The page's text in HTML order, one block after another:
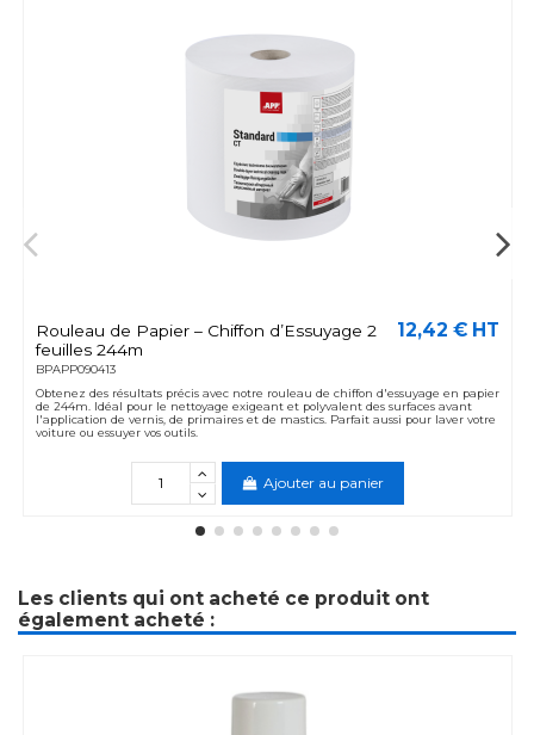
Rouleau de Papier – Chiffon d’Essuyage 2
feuilles 244m
BPAPP090413
12,42 € HT
Obtenez des résultats précis avec notre rouleau de chiffon d'essuyage en papier
de 244m. Idéal pour le nettoyage exigeant et polyvalent des surfaces avant
l'application de vernis, de primaires et de mastics. Parfait aussi pour laver votre
voiture ou essuyer vos outils.
Ajouter au panier
Les clients qui ont acheté ce produit ont
également acheté :